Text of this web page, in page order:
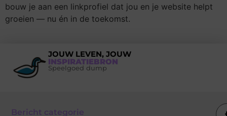
bouw je aan een linkprofiel dat jou en je website helpt
groeien — nu én in de toekomst.
JOUW LEVEN, JOUW
INSPIRATIEBRON
Speelgoed dump
Bericht categorie